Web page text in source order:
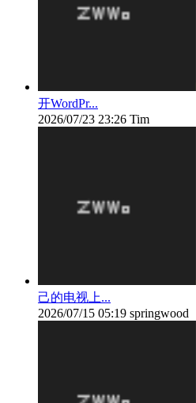
开WordPr...
2026/07/23 23:26 Tim
己的电视上...
2026/07/15 05:19 springwood